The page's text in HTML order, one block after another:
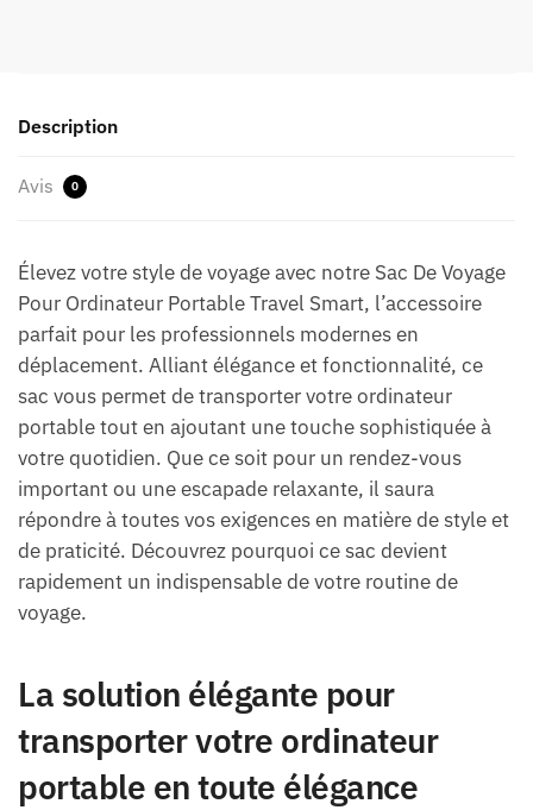
Description
Avis 0
Élevez votre style de voyage avec notre Sac De Voyage
Pour Ordinateur Portable Travel Smart, l’accessoire
parfait pour les professionnels modernes en
déplacement. Alliant élégance et fonctionnalité, ce
sac vous permet de transporter votre ordinateur
portable tout en ajoutant une touche sophistiquée à
votre quotidien. Que ce soit pour un rendez-vous
important ou une escapade relaxante, il saura
répondre à toutes vos exigences en matière de style et
de praticité. Découvrez pourquoi ce sac devient
rapidement un indispensable de votre routine de
voyage.
La solution élégante pour
transporter votre ordinateur
portable en toute élégance